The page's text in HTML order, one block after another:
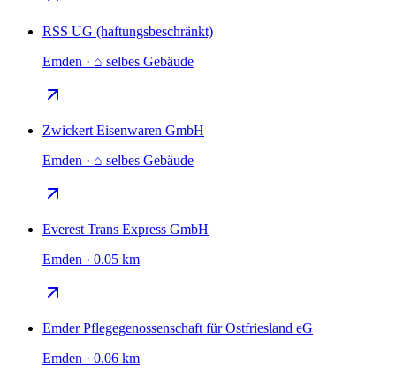
RSS UG (haftungsbeschränkt)
Emden · ⌂ selbes Gebäude
Zwickert Eisenwaren GmbH
Emden · ⌂ selbes Gebäude
Everest Trans Express GmbH
Emden · 0.05 km
Emder Pflegegenossenschaft für Ostfriesland eG
Emden · 0.06 km